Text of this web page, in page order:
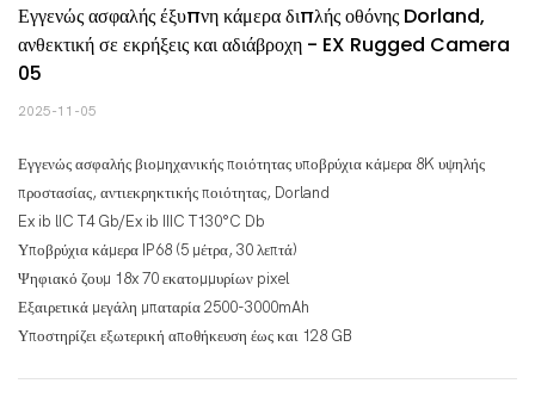
Εγγενώς ασφαλής έξυπνη κάμερα διπλής οθόνης Dorland,
ανθεκτική σε εκρήξεις και αδιάβροχη - EX Rugged Camera
05
2025-11-05
Εγγενώς ασφαλής βιομηχανικής ποιότητας υποβρύχια κάμερα 8K υψηλής
προστασίας, αντιεκρηκτικής ποιότητας, Dorland
Ex ib lIC T4 Gb/Ex ib IIIC T130°C Db
Υποβρύχια κάμερα IP68 (5 μέτρα, 30 λεπτά)
Ψηφιακό ζουμ 18x 70 εκατομμυρίων pixel
Εξαιρετικά μεγάλη μπαταρία 2500-3000mAh
Υποστηρίζει εξωτερική αποθήκευση έως και 128 GB